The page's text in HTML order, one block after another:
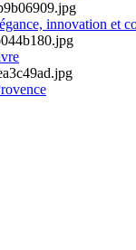
innovation et